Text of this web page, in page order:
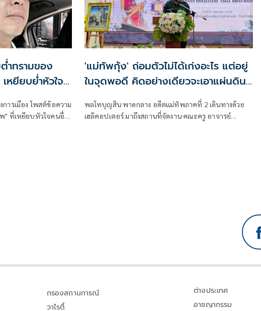
ำทรามของ
หยียบย่ำหัวใจ
ารเมือง โพสต์ข้อความ
" ที่เหยียบหัวใจคนอื่น
'แม่ทัพกุ้ง' ถ่อมตัวไม่ได้เก่งอะไร แต่อยู่
ในจุดพอดี คิดอย่างเดียวจะเอาแผ่นดิน
คืน หวังน้องๆจะทำอีกถ้ามีโอกาส
พลโทบุญสิน พาดกลาง อดีตแม่ทัพภาคที่ 2 เดินทางด้วย
เฮลิคอปเตอร์ มาถึงสถานที่จัดงาน คณะครู อาจารย์
กรองสถานการณ์
วาไรตี้
ต่างประเทศ
อาชญากรรม